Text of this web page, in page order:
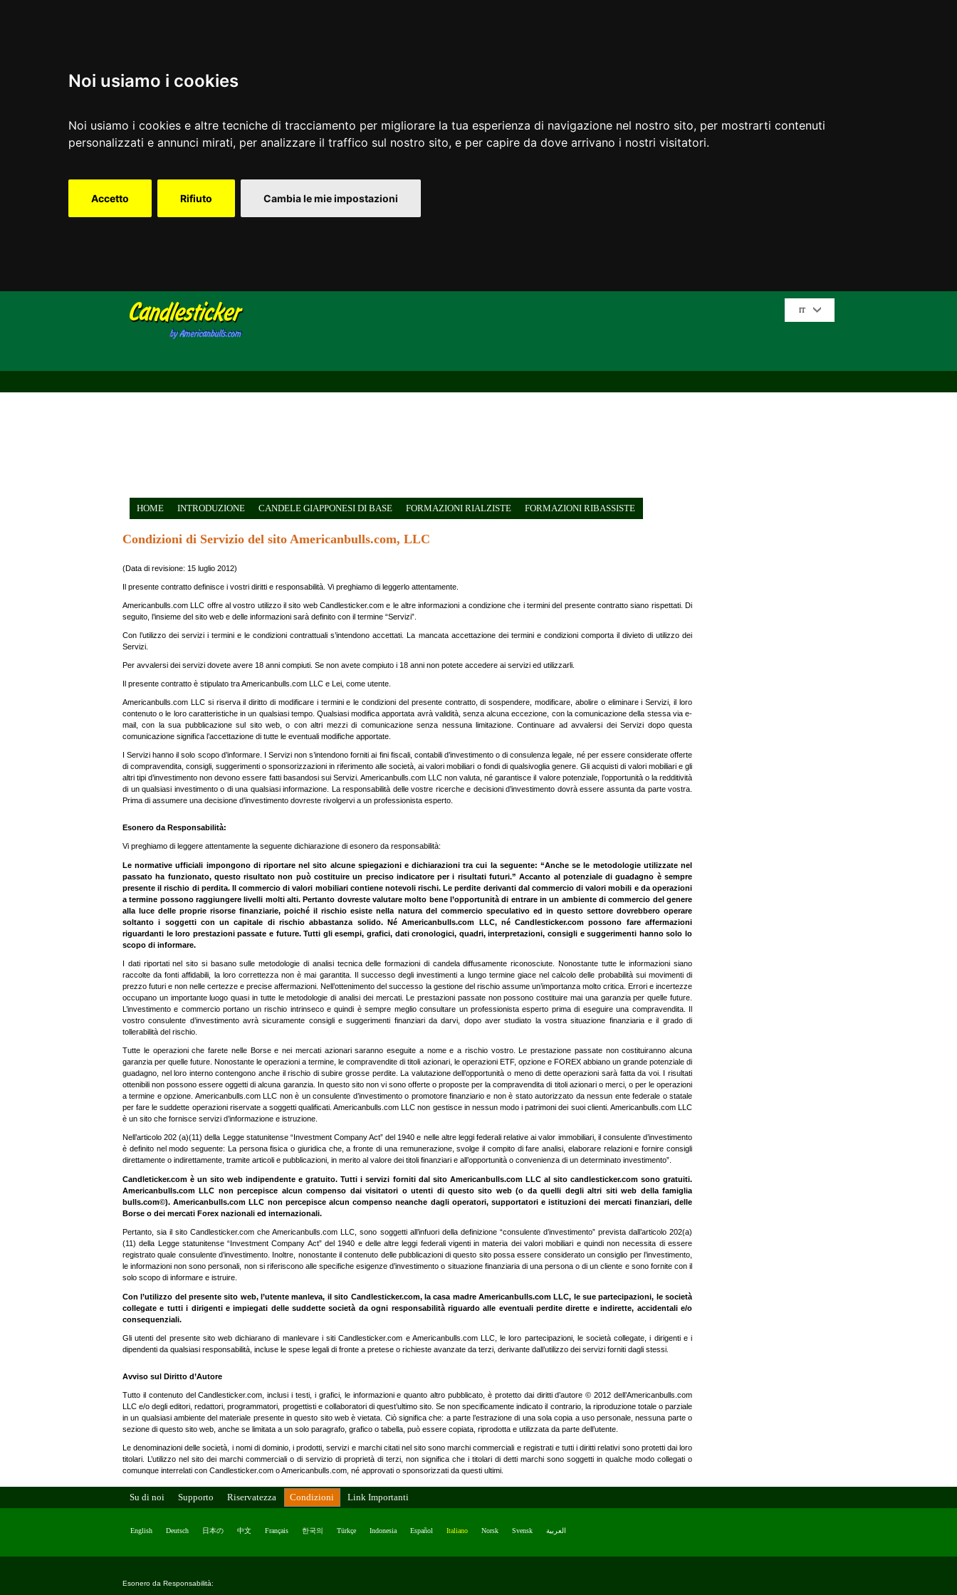
Noi usiamo i cookies
Noi usiamo i cookies e altre tecniche di tracciamento per migliorare la tua esperienza di navigazione nel nostro sito, per mostrarti contenuti
personalizzati e annunci mirati, per analizzare il traffico sul nostro sito, e per capire da dove arrivano i nostri visitatori.
Accetto Rifiuto Cambia le mie impostazioni
IT
HOME INTRODUZIONE CANDELE GIAPPONESI DI BASE FORMAZIONI RIALZISTE FORMAZIONI RIBASSISTE
Condizioni di Servizio del sito Americanbulls.com, LLC
(Data di revisione: 15 luglio 2012)
Il presente contratto definisce i vostri diritti e responsabilità. Vi preghiamo di leggerlo attentamente.
Americanbulls.com LLC offre al vostro utilizzo il sito web Candlesticker.com e le altre informazioni a condizione che i termini del presente contratto siano rispettati. Di
seguito, l’insieme del sito web e delle informazioni sarà definito con il termine “Servizi”.
Con l’utilizzo dei servizi i termini e le condizioni contrattuali s’intendono accettati. La mancata accettazione dei termini e condizioni comporta il divieto di utilizzo dei
Servizi.
Per avvalersi dei servizi dovete avere 18 anni compiuti. Se non avete compiuto i 18 anni non potete accedere ai servizi ed utilizzarli.
Il presente contratto è stipulato tra Americanbulls.com LLC e Lei, come utente.
Americanbulls.com LLC si riserva il diritto di modificare i termini e le condizioni del presente contratto, di sospendere, modificare, abolire o eliminare i Servizi, il loro
contenuto o le loro caratteristiche in un qualsiasi tempo. Qualsiasi modifica apportata avrà validità, senza alcuna eccezione, con la comunicazione della stessa via e-
mail, con la sua pubblicazione sul sito web, o con altri mezzi di comunicazione senza nessuna limitazione. Continuare ad avvalersi dei Servizi dopo questa
comunicazione significa l’accettazione di tutte le eventuali modifiche apportate.
I Servizi hanno il solo scopo d’informare. I Servizi non s’intendono forniti ai fini fiscali, contabili d’investimento o di consulenza legale, né per essere considerate offerte
di compravendita, consigli, suggerimenti o sponsorizzazioni in riferimento alle società, ai valori mobiliari o fondi di qualsivoglia genere. Gli acquisti di valori mobiliari e gli
altri tipi d’investimento non devono essere fatti basandosi sui Servizi. Americanbulls.com LLC non valuta, né garantisce il valore potenziale, l’opportunità o la redditività
di un qualsiasi investimento o di una qualsiasi informazione. La responsabilità delle vostre ricerche e decisioni d’investimento dovrà essere assunta da parte vostra.
Prima di assumere una decisione d’investimento dovreste rivolgervi a un professionista esperto.
Esonero da Responsabilità:
Vi preghiamo di leggere attentamente la seguente dichiarazione di esonero da responsabilità:
Le normative ufficiali impongono di riportare nel sito alcune spiegazioni e dichiarazioni tra cui la seguente: “Anche se le metodologie utilizzate nel
passato ha funzionato, questo risultato non può costituire un preciso indicatore per i risultati futuri.” Accanto al potenziale di guadagno è sempre
presente il rischio di perdita. Il commercio di valori mobiliari contiene notevoli rischi. Le perdite derivanti dal commercio di valori mobili e da operazioni
a termine possono raggiungere livelli molti alti. Pertanto dovreste valutare molto bene l’opportunità di entrare in un ambiente di commercio del genere
alla luce delle proprie risorse finanziarie, poiché il rischio esiste nella natura del commercio speculativo ed in questo settore dovrebbero operare
soltanto i soggetti con un capitale di rischio abbastanza solido. Né Americanbulls.com LLC, né Candlesticker.com possono fare affermazioni
riguardanti le loro prestazioni passate e future. Tutti gli esempi, grafici, dati cronologici, quadri, interpretazioni, consigli e suggerimenti hanno solo lo
scopo di informare.
I dati riportati nel sito si basano sulle metodologie di analisi tecnica delle formazioni di candela diffusamente riconosciute. Nonostante tutte le informazioni siano
raccolte da fonti affidabili, la loro correttezza non è mai garantita. Il successo degli investimenti a lungo termine giace nel calcolo delle probabilità sui movimenti di
prezzo futuri e non nelle certezze e precise affermazioni. Nell’ottenimento del successo la gestione del rischio assume un’importanza molto critica. Errori e incertezze
occupano un importante luogo quasi in tutte le metodologie di analisi dei mercati. Le prestazioni passate non possono costituire mai una garanzia per quelle future.
L’investimento e commercio portano un rischio intrinseco e quindi è sempre meglio consultare un professionista esperto prima di eseguire una compravendita. Il
vostro consulente d’investimento avrà sicuramente consigli e suggerimenti finanziari da darvi, dopo aver studiato la vostra situazione finanziaria e il grado di
tollerabilità del rischio.
Tutte le operazioni che farete nelle Borse e nei mercati azionari saranno eseguite a nome e a rischio vostro. Le prestazione passate non costituiranno alcuna
garanzia per quelle future. Nonostante le operazioni a termine, le compravendite di titoli azionari, le operazioni ETF, opzione e FOREX abbiano un grande potenziale di
guadagno, nel loro interno contengono anche il rischio di subire grosse perdite. La valutazione dell’opportunità o meno di dette operazioni sarà fatta da voi. I risultati
ottenibili non possono essere oggetti di alcuna garanzia. In questo sito non vi sono offerte o proposte per la compravendita di titoli azionari o merci, o per le operazioni
a termine e opzione. Americanbulls.com LLC non è un consulente d’investimento o promotore finanziario e non è stato autorizzato da nessun ente federale o statale
per fare le suddette operazioni riservate a soggetti qualificati. Americanbulls.com LLC non gestisce in nessun modo i patrimoni dei suoi clienti. Americanbulls.com LLC
è un sito che fornisce servizi d’informazione e istruzione.
Nell’articolo 202 (a)(11) della Legge statunitense “Investment Company Act” del 1940 e nelle altre leggi federali relative ai valor immobiliari, il consulente d’investimento
è definito nel modo seguente: La persona fisica o giuridica che, a fronte di una remunerazione, svolge il compito di fare analisi, elaborare relazioni e fornire consigli
direttamente o indirettamente, tramite articoli e pubblicazioni, in merito al valore dei titoli finanziari e all’opportunità o convenienza di un determinato investimento”.
Candleticker.com è un sito web indipendente e gratuito. Tutti i servizi forniti dal sito Americanbulls.com LLC al sito candlesticker.com sono gratuiti.
Americanbulls.com LLC non percepisce alcun compenso dai visitatori o utenti di questo sito web (o da quelli degli altri siti web della famiglia
bulls.com©). Americanbulls.com LLC non percepisce alcun compenso neanche dagli operatori, supportatori e istituzioni dei mercati finanziari, delle
Borse o dei mercati Forex nazionali ed internazionali.
Pertanto, sia il sito Candlesticker.com che Americanbulls.com LLC, sono soggetti all’infuori della definizione “consulente d’investimento” prevista dall’articolo 202(a)
(11) della Legge statunitense “Investment Company Act” del 1940 e delle altre leggi federali vigenti in materia dei valori mobiliari e quindi non necessita di essere
registrato quale consulente d’investimento. Inoltre, nonostante il contenuto delle pubblicazioni di questo sito possa essere considerato un consiglio per l’investimento,
le informazioni non sono personali, non si riferiscono alle specifiche esigenze d’investimento o situazione finanziaria di una persona o di un cliente e sono fornite con il
solo scopo di informare e istruire.
Con l’utilizzo del presente sito web, l’utente manleva, il sito Candlesticker.com, la casa madre Americanbulls.com LLC, le sue partecipazioni, le società
collegate e tutti i dirigenti e impiegati delle suddette società da ogni responsabilità riguardo alle eventuali perdite dirette e indirette, accidentali e/o
consequenziali.
Gli utenti del presente sito web dichiarano di manlevare i siti Candlesticker.com e Americanbulls.com LLC, le loro partecipazioni, le società collegate, i dirigenti e i
dipendenti da qualsiasi responsabilità, incluse le spese legali di fronte a pretese o richieste avanzate da terzi, derivante dall’utilizzo dei servizi forniti dagli stessi.
Avviso sul Diritto d’Autore
Tutto il contenuto del Candlesticker.com, inclusi i testi, i grafici, le informazioni e quanto altro pubblicato, è protetto dai diritti d’autore © 2012 dell’Americanbulls.com
LLC e/o degli editori, redattori, programmatori, progettisti e collaboratori di quest’ultimo sito. Se non specificamente indicato il contrario, la riproduzione totale o parziale
in un qualsiasi ambiente del materiale presente in questo sito web è vietata. Ciò significa che: a parte l’estrazione di una sola copia a uso personale, nessuna parte o
sezione di questo sito web, anche se limitata a un solo paragrafo, grafico o tabella, può essere copiata, riprodotta e utilizzata da parte dell’utente.
Le denominazioni delle società, i nomi di dominio, i prodotti, servizi e marchi citati nel sito sono marchi commerciali e registrati e tutti i diritti relativi sono protetti dai loro
titolari. L’utilizzo nel sito dei marchi commerciali o di servizio di proprietà di terzi, non significa che i titolari di detti marchi sono soggetti in qualche modo collegati o
comunque interrelati con Candlesticker.com o Americanbulls.com, né approvati o sponsorizzati da questi ultimi.
Su di noi Supporto Riservatezza Condizioni Link Importanti
English Deutsch 日本の 中文 Français 한국의 Türkçe Indonesia Español Italiano Norsk Svensk العربية
Esonero da Responsabilità: